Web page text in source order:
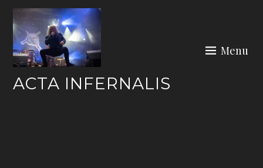
Skip
content
ACTA INFERNALIS
Menu